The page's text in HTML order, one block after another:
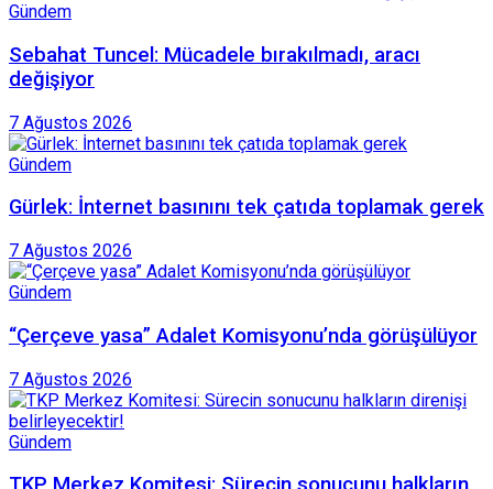
Gündem
Sebahat Tuncel: Mücadele bırakılmadı, aracı
değişiyor
7 Ağustos 2026
Gündem
Gürlek: İnternet basınını tek çatıda toplamak gerek
7 Ağustos 2026
Gündem
“Çerçeve yasa” Adalet Komisyonu’nda görüşülüyor
7 Ağustos 2026
Gündem